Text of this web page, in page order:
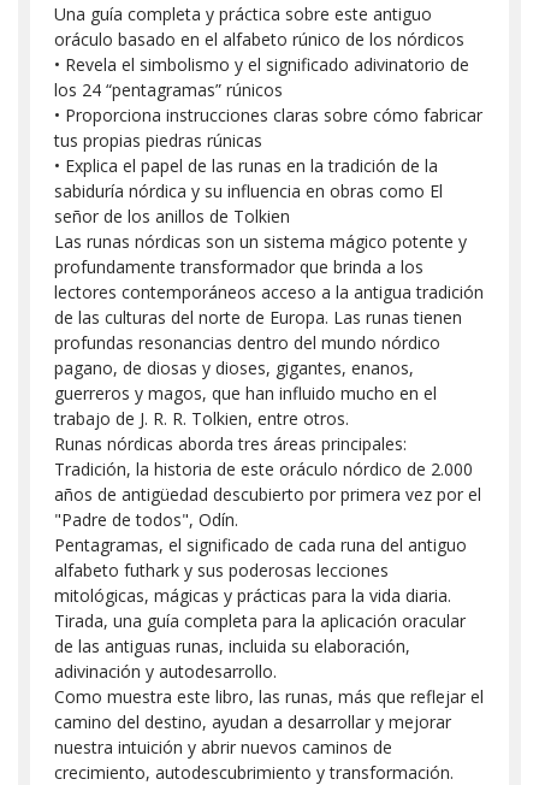
Una guía completa y práctica sobre este antiguo
oráculo basado en el alfabeto rúnico de los nórdicos
• Revela el simbolismo y el significado adivinatorio de
los 24 “pentagramas” rúnicos
• Proporciona instrucciones claras sobre cómo fabricar
tus propias piedras rúnicas
• Explica el papel de las runas en la tradición de la
sabiduría nórdica y su influencia en obras como El
señor de los anillos de Tolkien
Las runas nórdicas son un sistema mágico potente y
profundamente transformador que brinda a los
lectores contemporáneos acceso a la antigua tradición
de las culturas del norte de Europa. Las runas tienen
profundas resonancias dentro del mundo nórdico
pagano, de diosas y dioses, gigantes, enanos,
guerreros y magos, que han influido mucho en el
trabajo de J. R. R. Tolkien, entre otros.
Runas nórdicas aborda tres áreas principales:
Tradición, la historia de este oráculo nórdico de 2.000
años de antigüedad descubierto por primera vez por el
"Padre de todos", Odín.
Pentagramas, el significado de cada runa del antiguo
alfabeto futhark y sus poderosas lecciones
mitológicas, mágicas y prácticas para la vida diaria.
Tirada, una guía completa para la aplicación oracular
de las antiguas runas, incluida su elaboración,
adivinación y autodesarrollo.
Como muestra este libro, las runas, más que reflejar el
camino del destino, ayudan a desarrollar y mejorar
nuestra intuición y abrir nuevos caminos de
crecimiento, autodescubrimiento y transformación.